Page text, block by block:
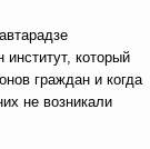
который
граждан и когда
не возникали